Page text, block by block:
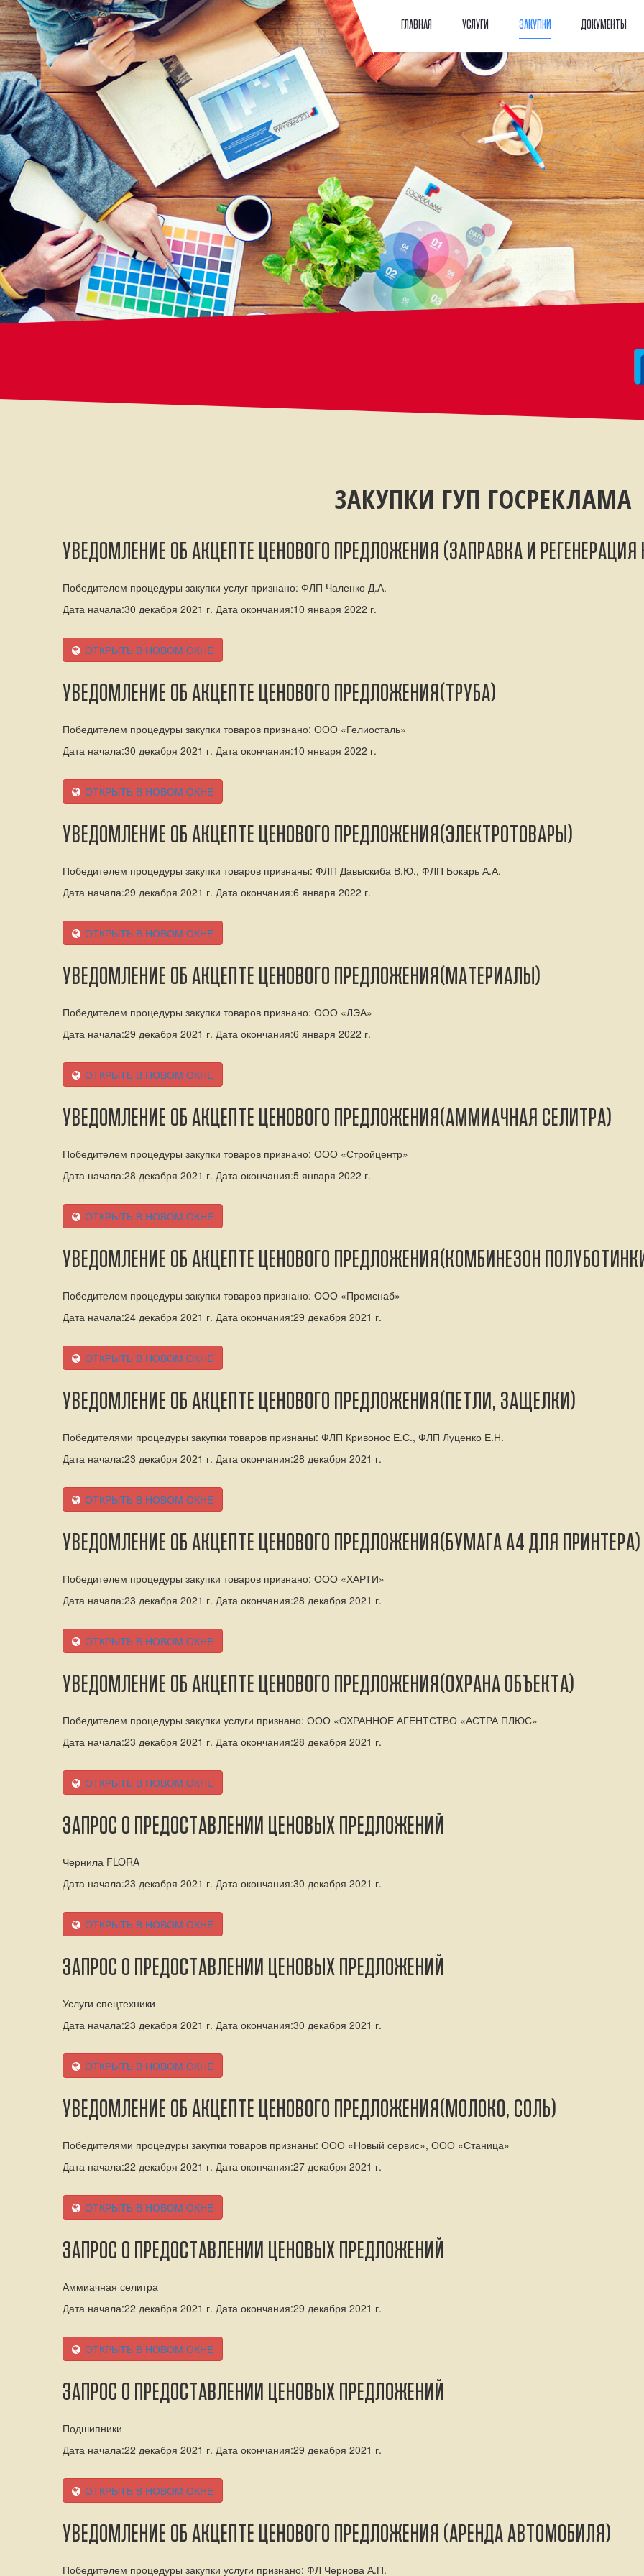
ГЛАВНАЯ УСЛУГИ ЗАКУПКИ ДОКУМЕНТЫ
ЗАКУПКИ ГУП ГОСРЕКЛАМА
УВЕДОМЛЕНИЕ ОБ АКЦЕПТЕ ЦЕНОВОГО ПРЕДЛОЖЕНИЯ (ЗАПРАВКА И
Победителем процедуры закупки услуг признано: ФЛП Чаленко Д.А.
Дата начала:30 декабря 2021 г. Дата окончания:10 января 2022 г.
ОТКРЫТЬ В НОВОМ ОКНЕ
УВЕДОМЛЕНИЕ ОБ АКЦЕПТЕ ЦЕНОВОГО ПРЕДЛОЖЕНИЯ(ТРУБА)
Победителем процедуры закупки товаров признано: ООО «Гелиосталь»
Дата начала:30 декабря 2021 г. Дата окончания:10 января 2022 г.
ОТКРЫТЬ В НОВОМ ОКНЕ
УВЕДОМЛЕНИЕ ОБ АКЦЕПТЕ ЦЕНОВОГО ПРЕДЛОЖЕНИЯ(ЭЛЕКТРОТОВАРЫ)
Победителем процедуры закупки товаров признаны: ФЛП Давыскиба В.Ю., ФЛП Бокарь А.А.
Дата начала:29 декабря 2021 г. Дата окончания:6 января 2022 г.
ОТКРЫТЬ В НОВОМ ОКНЕ
УВЕДОМЛЕНИЕ ОБ АКЦЕПТЕ ЦЕНОВОГО ПРЕДЛОЖЕНИЯ(МАТЕРИАЛЫ)
Победителем процедуры закупки товаров признано: ООО «ЛЭА»
Дата начала:29 декабря 2021 г. Дата окончания:6 января 2022 г.
ОТКРЫТЬ В НОВОМ ОКНЕ
УВЕДОМЛЕНИЕ ОБ АКЦЕПТЕ ЦЕНОВОГО ПРЕДЛОЖЕНИЯ(АММИАЧНАЯ СЕЛИТРА)
Победителем процедуры закупки товаров признано: ООО «Стройцентр»
Дата начала:28 декабря 2021 г. Дата окончания:5 января 2022 г.
ОТКРЫТЬ В НОВОМ ОКНЕ
УВЕДОМЛЕНИЕ ОБ АКЦЕПТЕ ЦЕНОВОГО ПРЕДЛОЖЕНИЯ(КОМБИНЕЗОН
Победителем процедуры закупки товаров признано: ООО «Промснаб»
Дата начала:24 декабря 2021 г. Дата окончания:29 декабря 2021 г.
ОТКРЫТЬ В НОВОМ ОКНЕ
УВЕДОМЛЕНИЕ ОБ АКЦЕПТЕ ЦЕНОВОГО ПРЕДЛОЖЕНИЯ(ПЕТЛИ, ЗАЩЕЛКИ)
Победителями процедуры закупки товаров признаны: ФЛП Кривонос Е.С., ФЛП Луценко Е.Н.
Дата начала:23 декабря 2021 г. Дата окончания:28 декабря 2021 г.
ОТКРЫТЬ В НОВОМ ОКНЕ
УВЕДОМЛЕНИЕ ОБ АКЦЕПТЕ ЦЕНОВОГО ПРЕДЛОЖЕНИЯ(БУМАГА А4 ДЛЯ ПРИНТЕРА)
Победителем процедуры закупки товаров признано: ООО «ХАРТИ»
Дата начала:23 декабря 2021 г. Дата окончания:28 декабря 2021 г.
ОТКРЫТЬ В НОВОМ ОКНЕ
УВЕДОМЛЕНИЕ ОБ АКЦЕПТЕ ЦЕНОВОГО ПРЕДЛОЖЕНИЯ(ОХРАНА ОБЪЕКТА)
Победителем процедуры закупки услуги признано: ООО «ОХРАННОЕ АГЕНТСТВО «АСТРА ПЛЮС»
Дата начала:23 декабря 2021 г. Дата окончания:28 декабря 2021 г.
ОТКРЫТЬ В НОВОМ ОКНЕ
ЗАПРОС О ПРЕДОСТАВЛЕНИИ ЦЕНОВЫХ ПРЕДЛОЖЕНИЙ
Чернила FLORA
Дата начала:23 декабря 2021 г. Дата окончания:30 декабря 2021 г.
ОТКРЫТЬ В НОВОМ ОКНЕ
ЗАПРОС О ПРЕДОСТАВЛЕНИИ ЦЕНОВЫХ ПРЕДЛОЖЕНИЙ
Услуги спецтехники
Дата начала:23 декабря 2021 г. Дата окончания:30 декабря 2021 г.
ОТКРЫТЬ В НОВОМ ОКНЕ
УВЕДОМЛЕНИЕ ОБ АКЦЕПТЕ ЦЕНОВОГО ПРЕДЛОЖЕНИЯ(МОЛОКО, СОЛЬ)
Победителями процедуры закупки товаров признаны: ООО «Новый сервис», ООО «Станица»
Дата начала:22 декабря 2021 г. Дата окончания:27 декабря 2021 г.
ОТКРЫТЬ В НОВОМ ОКНЕ
ЗАПРОС О ПРЕДОСТАВЛЕНИИ ЦЕНОВЫХ ПРЕДЛОЖЕНИЙ
Аммиачная селитра
Дата начала:22 декабря 2021 г. Дата окончания:29 декабря 2021 г.
ОТКРЫТЬ В НОВОМ ОКНЕ
ЗАПРОС О ПРЕДОСТАВЛЕНИИ ЦЕНОВЫХ ПРЕДЛОЖЕНИЙ
Подшипники
Дата начала:22 декабря 2021 г. Дата окончания:29 декабря 2021 г.
ОТКРЫТЬ В НОВОМ ОКНЕ
УВЕДОМЛЕНИЕ ОБ АКЦЕПТЕ ЦЕНОВОГО ПРЕДЛОЖЕНИЯ (АРЕНДА АВТОМОБИЛЯ)
Победителем процедуры закупки услуги признано: ФЛ Чернова А.П.